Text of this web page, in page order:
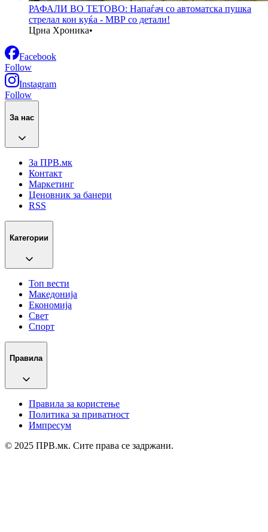
РАФАЛИ ВО ТЕТОВО: Напаѓач со автоматска пушка
стрелал кон куќа - МВР со детали!
Црна Хроника•
Facebook
Follow
Instagram
Follow
За нас
За ПРВ.мк
Контакт
Маркетинг
Ценовник за банери
RSS
Категории
Топ вести
Македонија
Економија
Свет
Спорт
Правила
Правила за користење
Политика за приватност
Импресум
© 2025 ПРВ.мк. Сите права се задржани.